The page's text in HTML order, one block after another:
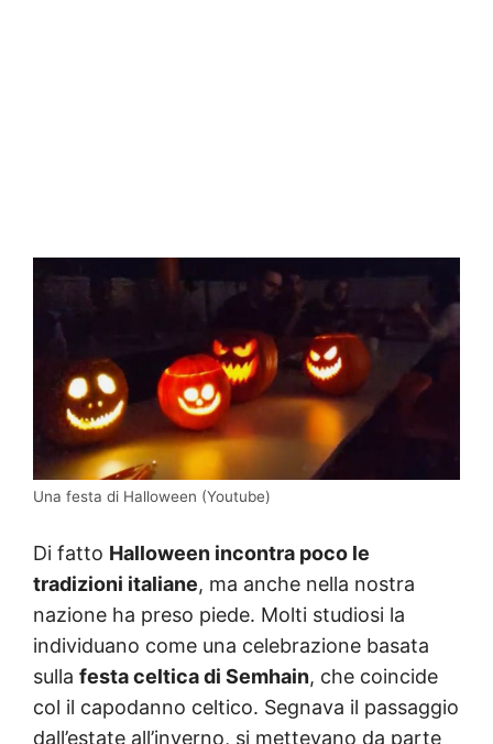
Una festa di Halloween (Youtube)
Di fatto Halloween incontra poco le
tradizioni italiane, ma anche nella nostra
nazione ha preso piede. Molti studiosi la
individuano come una celebrazione basata
sulla festacelticadi Semhain, che coincide
col il capodanno celtico. Segnava il passaggio
dall’estate all’inverno, si mettevano da parte